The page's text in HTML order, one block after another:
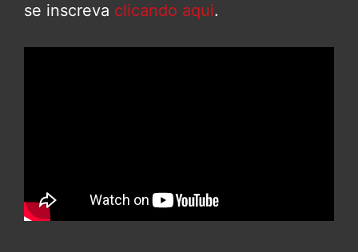
se inscreva clicando aqui.